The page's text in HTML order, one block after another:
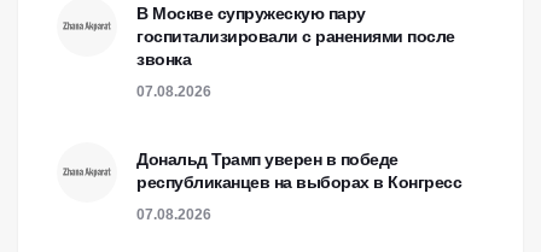
В Москве супружескую пару
госпитализировали с ранениями после
звонка
07.08.2026
Дональд Трамп уверен в победе
республиканцев на выборах в Конгресс
07.08.2026